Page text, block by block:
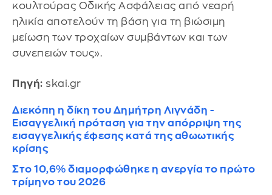
κουλτούρας Οδικής Ασφάλειας από νεαρή
ηλικία αποτελούν τη βάση για τη βιώσιμη
μείωση των τροχαίων συμβάντων και των
συνεπειών τους».
Πηγή: skai.gr
Διεκόπη η δίκη του Δημήτρη Λιγνάδη -
Εισαγγελική πρόταση για την απόρριψη της
εισαγγελικής έφεσης κατά της αθωωτικής
κρίσης
Στο 10,6% διαμορφώθηκε η ανεργία το πρώτο
τρίμηνο του 2026